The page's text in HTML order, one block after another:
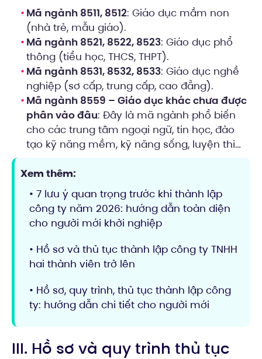
Mã ngành 8511, 8512: Giáo dục mầm non
(nhà trẻ, mẫu giáo).
Mã ngành 8521, 8522, 8523: Giáo dục phổ
thông (tiểu học, THCS, THPT).
Mã ngành 8531, 8532, 8533: Giáo dục nghề
nghiệp (sơ cấp, trung cấp, cao đẳng).
Mã ngành 8559 – Giáo dục khác chưa được
phân vào đâu: Đây là mã ngành phổ biến
cho các trung tâm ngoại ngữ, tin học, đào
tạo kỹ năng mềm, kỹ năng sống, luyện thi…
Xem thêm:
• 7 lưu ý quan trọng trước khi thành lập
công ty năm 2026: hướng dẫn toàn diện
cho người mới khởi nghiệp
• Hồ sơ và thủ tục thành lập công ty TNHH
hai thành viên trở lên
• Hồ sơ, quy trình, thủ tục thành lập công
ty: hướng dẫn chi tiết cho người mới
III. Hồ sơ và quy trình thủ tục